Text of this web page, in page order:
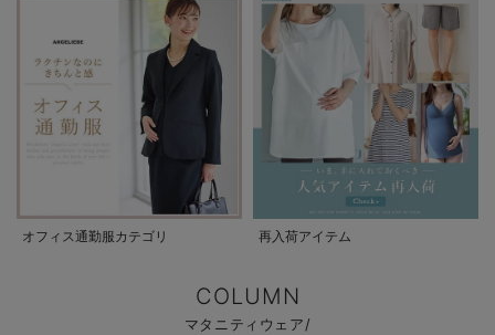
オフィス通勤服カテゴリ 再入荷アイテム
COLUMN
マタニティウェア/